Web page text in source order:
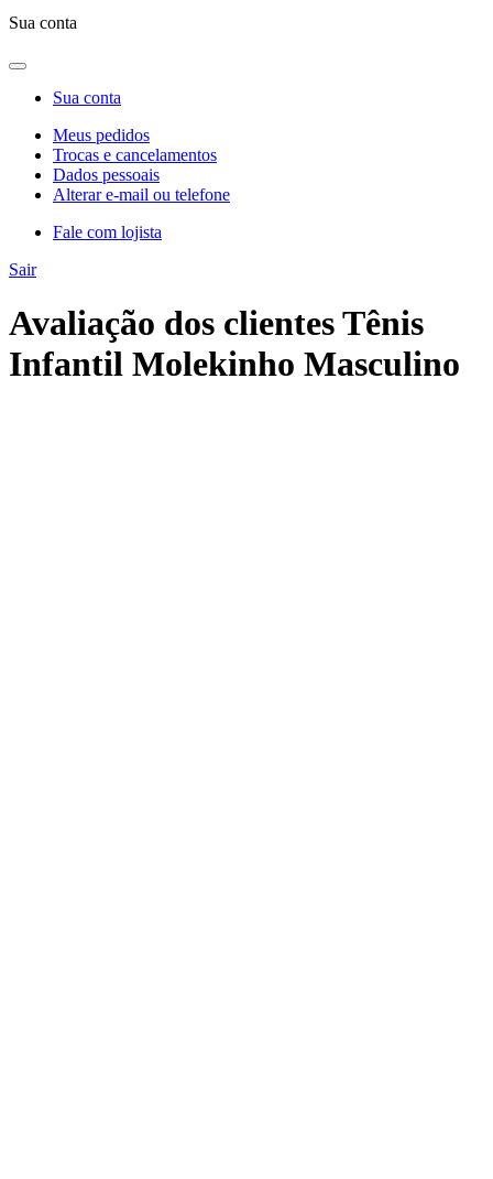
Sua conta
Sua conta
Meus pedidos
Trocas e cancelamentos
Dados pessoais
Alterar e-mail ou telefone
Fale com lojista
Sair
Avaliação dos clientes Tênis
Infantil Molekinho Masculino